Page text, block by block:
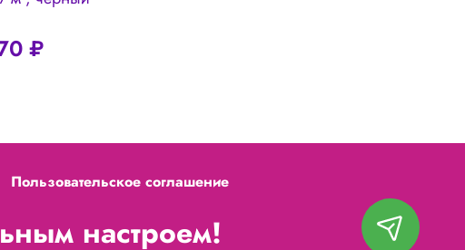
₽
Пользовательское соглашение
настроем!